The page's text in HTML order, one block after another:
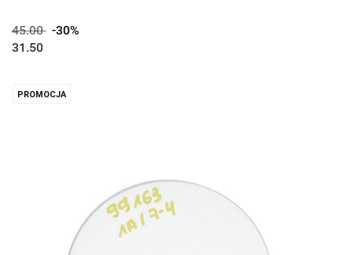
45.00 -30%
31.50
PROMOCJA